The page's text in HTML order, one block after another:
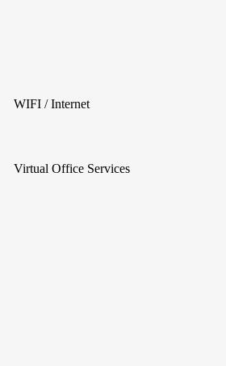
WIFI / Internet
Virtual Office Services